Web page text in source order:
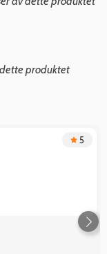
produktet
5